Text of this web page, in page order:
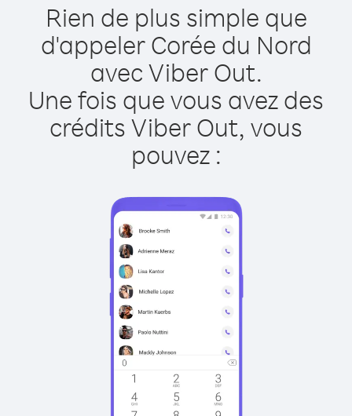
Rien de plus simple que
d'appeler Corée du Nord
avec Viber Out.
Une fois que vous avez des
crédits Viber Out, vous
pouvez :